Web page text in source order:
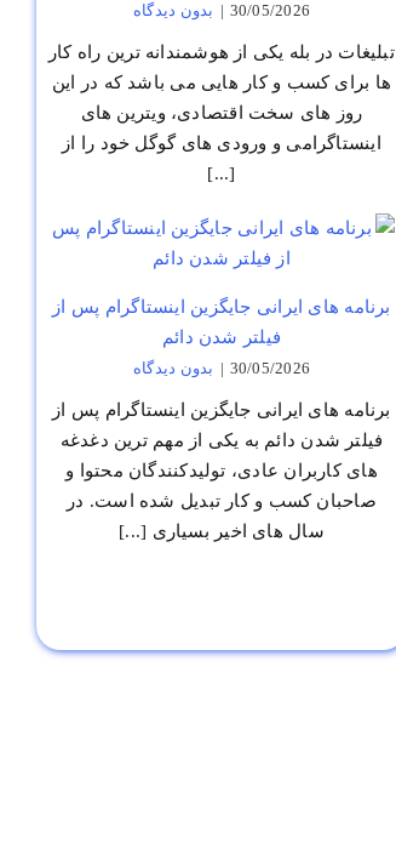
30/05/2026
| بدون ديدگاه
تبلیغات در بله یکی از هوشمندانه ترین راه کار
ها برای کسب و کار هایی می باشد که در این
روز های سخت اقتصادی، ویترین های
اینستاگرامی و ورودی های گوگل خود را از
[...]
برنامه های ایرانی جایگزین اینستاگرام پس از
فیلتر شدن دائم
30/05/2026
| بدون ديدگاه
برنامه های ایرانی جایگزین اینستاگرام پس از
فیلتر شدن دائم به یکی از مهم ترین دغدغه
های کاربران عادی، تولیدکنندگان محتوا و
صاحبان کسب و کار تبدیل شده است. در
سال های اخیر بسیاری [...]